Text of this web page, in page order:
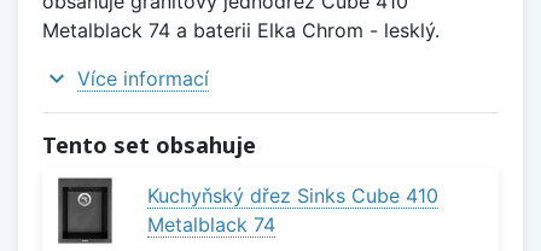
Metalblack 74 a baterii Elka Chrom - lesklý.
expand_more Více informací
Tento set obsahuje
Kuchyňský dřez Sinks Cube 410
Metalblack 74